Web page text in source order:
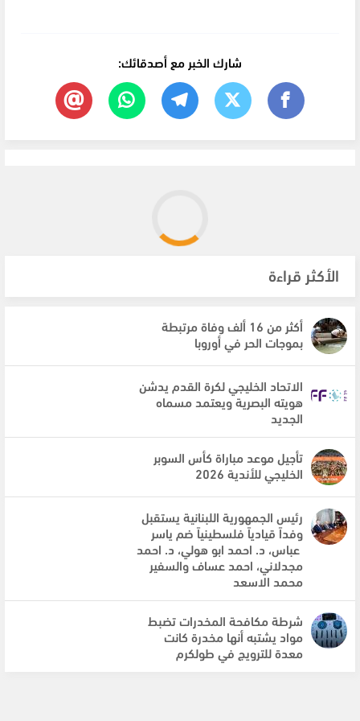
شارك الخبر مع أصدقائك:
الأكثر قراءة
أكثر من 16 ألف وفاة مرتبطة
بموجات الحر في أوروبا
الاتحاد الخليجي لكرة القدم يدشن
هويته البصرية ويعتمد مسماه
الجديد
تأجيل موعد مباراة كأس السوبر
الخليجي للأندية 2026
رئيس الجمهورية اللبنانية يستقبل
وفداً قيادياً فلسطينياً ضم ياسر
عباس، د. احمد ابو هولي، د. احمد
مجدلاني، احمد عساف والسفير
محمد الاسعد
شرطة مكافحة المخدرات تضبط
مواد يشتبه أنها مخدرة كانت
معدة للترويج في طولكرم